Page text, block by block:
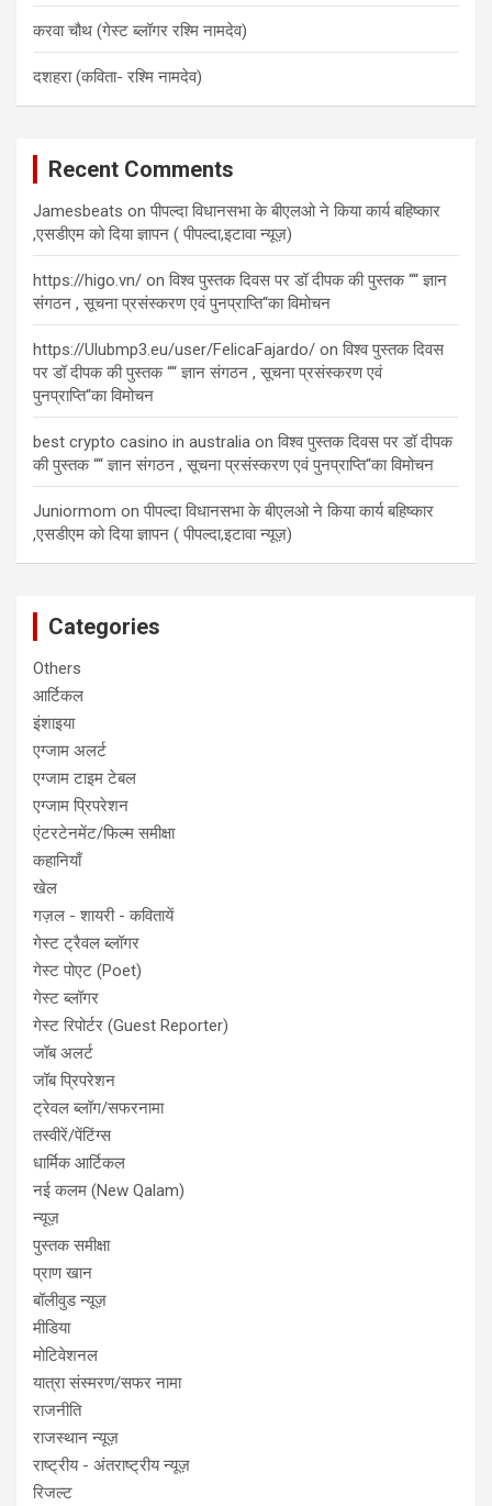
करवा चौथ (गेस्ट ब्लॉगर रश्मि नामदेव)
दशहरा (कविता- रश्मि नामदेव)
Recent Comments
Jamesbeats onपीपल्दा विधानसभा के बीएलओ ने किया कार्य बहिष्कार
,एसडीएम को दिया ज्ञापन ( पीपल्दा,इटावा न्यूज़)
https://higo.vn/ onविश्व पुस्तक दिवस पर डॉ दीपक की पुस्तक ““ ज्ञान
संगठन , सूचना प्रसंस्करण एवं पुनप्राप्ति“का विमोचन
https://Ulubmp3.eu/user/FelicaFajardo/ onविश्व पुस्तक दिवस
पर डॉ दीपक की पुस्तक ““ ज्ञान संगठन , सूचना प्रसंस्करण एवं
पुनप्राप्ति“का विमोचन
best crypto casino in australia onविश्व पुस्तक दिवस पर डॉ दीपक
की पुस्तक ““ ज्ञान संगठन , सूचना प्रसंस्करण एवं पुनप्राप्ति“का विमोचन
Juniormom onपीपल्दा विधानसभा के बीएलओ ने किया कार्य बहिष्कार
,एसडीएम को दिया ज्ञापन ( पीपल्दा,इटावा न्यूज़)
Categories
Others
आर्टिकल
इंशाइया
एग्जाम अलर्ट
एग्जाम टाइम टेबल
एग्जाम प्रिपरेशन
एंटरटेनमेंट/फिल्म समीक्षा
कहानियाँ
खेल
गज़ल - शायरी - कवितायें
गेस्ट ट्रैवल ब्लॉगर
गेस्ट पोएट (Poet)
गेस्ट ब्लॉगर
गेस्ट रिपोर्टर (Guest Reporter)
जॉब अलर्ट
जॉब प्रिपरेशन
ट्रेवल ब्लॉग/सफरनामा
तस्वीरें/पेंटिंग्स
धार्मिक आर्टिकल
नई कलम (New Qalam)
न्यूज़
पुस्तक समीक्षा
प्राण खान
बॉलीवुड न्यूज़
मीडिया
मोटिवेशनल
यात्रा संस्मरण/सफर नामा
राजनीति
राजस्थान न्यूज़
राष्ट्रीय - अंतराष्ट्रीय न्यूज़
रिजल्ट